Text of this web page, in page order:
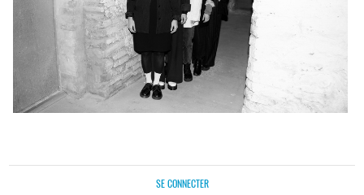
SE CONNECTER